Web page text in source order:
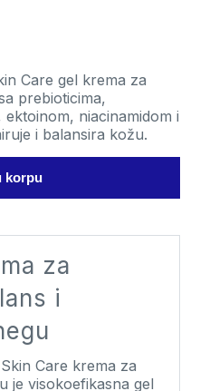
Care gel krema za
prebioticima,
niacinamidom i
i balansira kožu.
korpu
za
i
Care krema za
je visokoefikasna gel